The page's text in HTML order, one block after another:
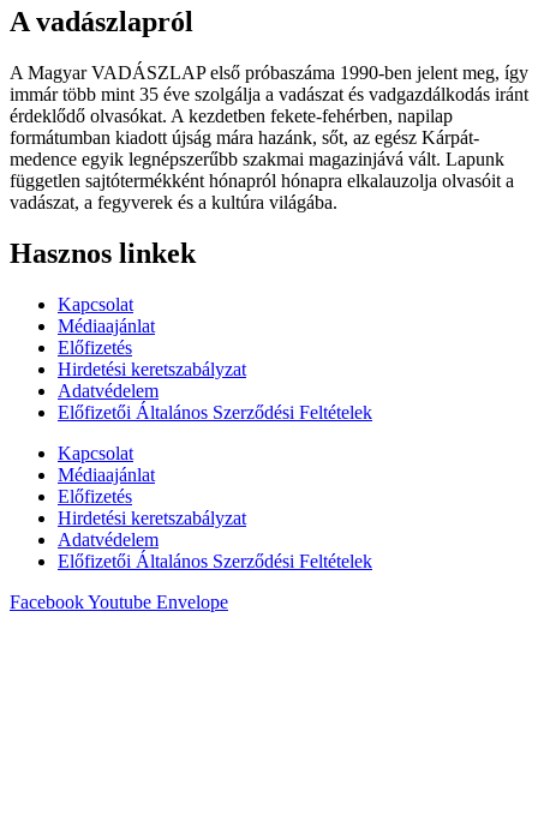
A vadászlapról
A Magyar VADÁSZLAP első próbaszáma 1990-ben jelent meg, így
immár több mint 35 éve szolgálja a vadászat és vadgazdálkodás iránt
érdeklődő olvasókat. A kezdetben fekete-fehérben, napilap
formátumban kiadott újság mára hazánk, sőt, az egész Kárpát-
medence egyik legnépszerűbb szakmai magazinjává vált. Lapunk
független sajtótermékként hónapról hónapra elkalauzolja olvasóit a
vadászat, a fegyverek és a kultúra világába.
Hasznos linkek
Kapcsolat
Médiaajánlat
Előfizetés
Hirdetési keretszabályzat
Adatvédelem
Előfizetői Általános Szerződési Feltételek
Kapcsolat
Médiaajánlat
Előfizetés
Hirdetési keretszabályzat
Adatvédelem
Előfizetői Általános Szerződési Feltételek
FacebookYoutube Envelope